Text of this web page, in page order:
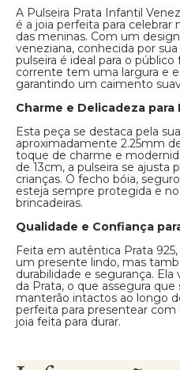
A Pulseira Prata Infantil
é a joia perfeita para
das meninas. Com um
veneziana, conhecida por
pulseira é ideal para o
corrente tem uma largura e
garantindo um caimento
Charme e Delicadeza para
Esta peça se destaca pela
aproximadamente 2.25mm
toque de charme e
de 13cm, a pulseira se
crianças. O fecho bóia,
esteja sempre protegida e
brincadeiras.
Qualidade e Confiança
Feita em autêntica Prata
um presente lindo, mas
durabilidade e segurança.
da Prata, o que assegura
manterão intactos ao longo
perfeita para presentear
joia feita para durar.